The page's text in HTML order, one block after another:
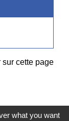
cette page
what you want